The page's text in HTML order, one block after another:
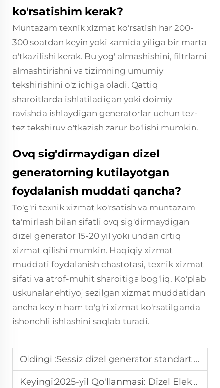
ko'rsatishim kerak?
Muntazam texnik xizmat ko'rsatish har 200-
300 soatdan keyin yoki kamida yiliga bir marta
o'tkazilishi kerak. Bu yog' almashishini, filtrlarni
almashtirishni va tizimning umumiy
tekshirishini o'z ichiga oladi. Qattiq
sharoitlarda ishlatiladigan yoki doimiy
ravishda ishlaydigan generatorlar uchun tez-
tez tekshiruv o'tkazish zarur bo'lishi mumkin.
Ovq sig'dirmaydigan dizel
generatorning kutilayotgan
foydalanish muddati qancha?
To'g'ri texnik xizmat ko'rsatish va muntazam
ta'mirlash bilan sifatli ovq sig'dirmaydigan
dizel generator 15-20 yil yoki undan ortiq
xizmat qilishi mumkin. Haqiqiy xizmat
muddati foydalanish chastotasi, texnik xizmat
sifati va atrof-muhit sharoitiga bog'liq. Ko'plab
uskunalar ehtiyoj sezilgan xizmat muddatidan
ancha keyin ham to'g'ri xizmat ko'rsatilganda
ishonchli ishlashini saqlab turadi.
Oldingi :Sessiz dizel generator standart bilan solishtirilganda: 10 dB shovqin kamaytirish sinovi
Keyingi:2025-yil Qo'llanmasi: Dizel Elektr Generatorini Tanlashning To'g'ri Usullari